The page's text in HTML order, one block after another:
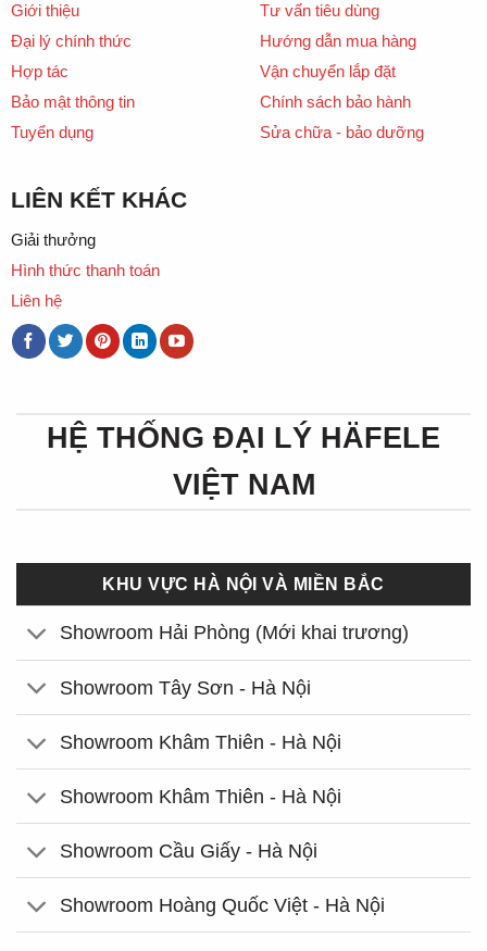
Giới thiệu
Đại lý chính thức
Hợp tác
Bảo mật thông tin
Tuyển dụng
Tư vấn tiêu dùng
Hướng dẫn mua hàng
Vận chuyển lắp đặt
Chính sách bảo hành
Sửa chữa - bảo dưỡng
LIÊN KẾT KHÁC
Giải thưởng
Hình thức thanh toán
Liên hệ
HỆ THỐNG ĐẠI LÝ HÄFELE
VIỆT NAM
KHU VỰC HÀ NỘI VÀ MIỀN BẮC
Showroom Hải Phòng (Mới khai trương)
Showroom Tây Sơn - Hà Nội
Showroom Khâm Thiên - Hà Nội
Showroom Khâm Thiên - Hà Nội
Showroom Cầu Giấy - Hà Nội
Showroom Hoàng Quốc Việt - Hà Nội